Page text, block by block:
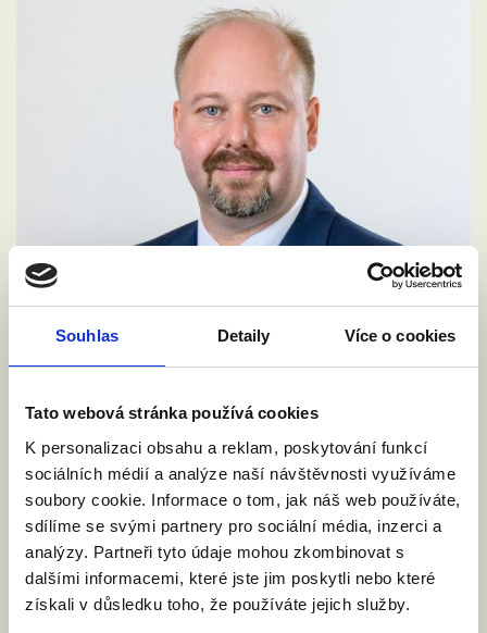
Souhlas Detaily Více o cookies
Tato webová stránka používá cookies
K personalizaci obsahu a reklam, poskytování funkcí
sociálních médií a analýze naší návštěvnosti využíváme
soubory cookie. Informace o tom, jak náš web používáte,
sdílíme se svými partnery pro sociální média, inzerci a
analýzy. Partneři tyto údaje mohou zkombinovat s
dalšími informacemi, které jste jim poskytli nebo které
získali v důsledku toho, že používáte jejich služby.
SPRAVEDLNOSTI: DĚTI NESMÍ NA
HRANICÍCH ZTRÁCET SVÉ RODIČE
4. 6. 2026
Rada EU bude v pátek 5. června jednat o
návrhu nařízení o přeshraničním uznávání
rodičovství. Nejde o uznávání zahraničních
manželství, ale o uznávání rodičovských